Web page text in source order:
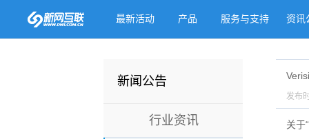
最新活动 产品 服务与支持 资讯
新闻公告
行业资讯
发布
关于